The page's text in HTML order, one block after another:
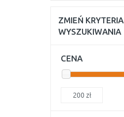
ZMIEŃ KRYTERIA
WYSZUKIWANIA
CENA
200 zł